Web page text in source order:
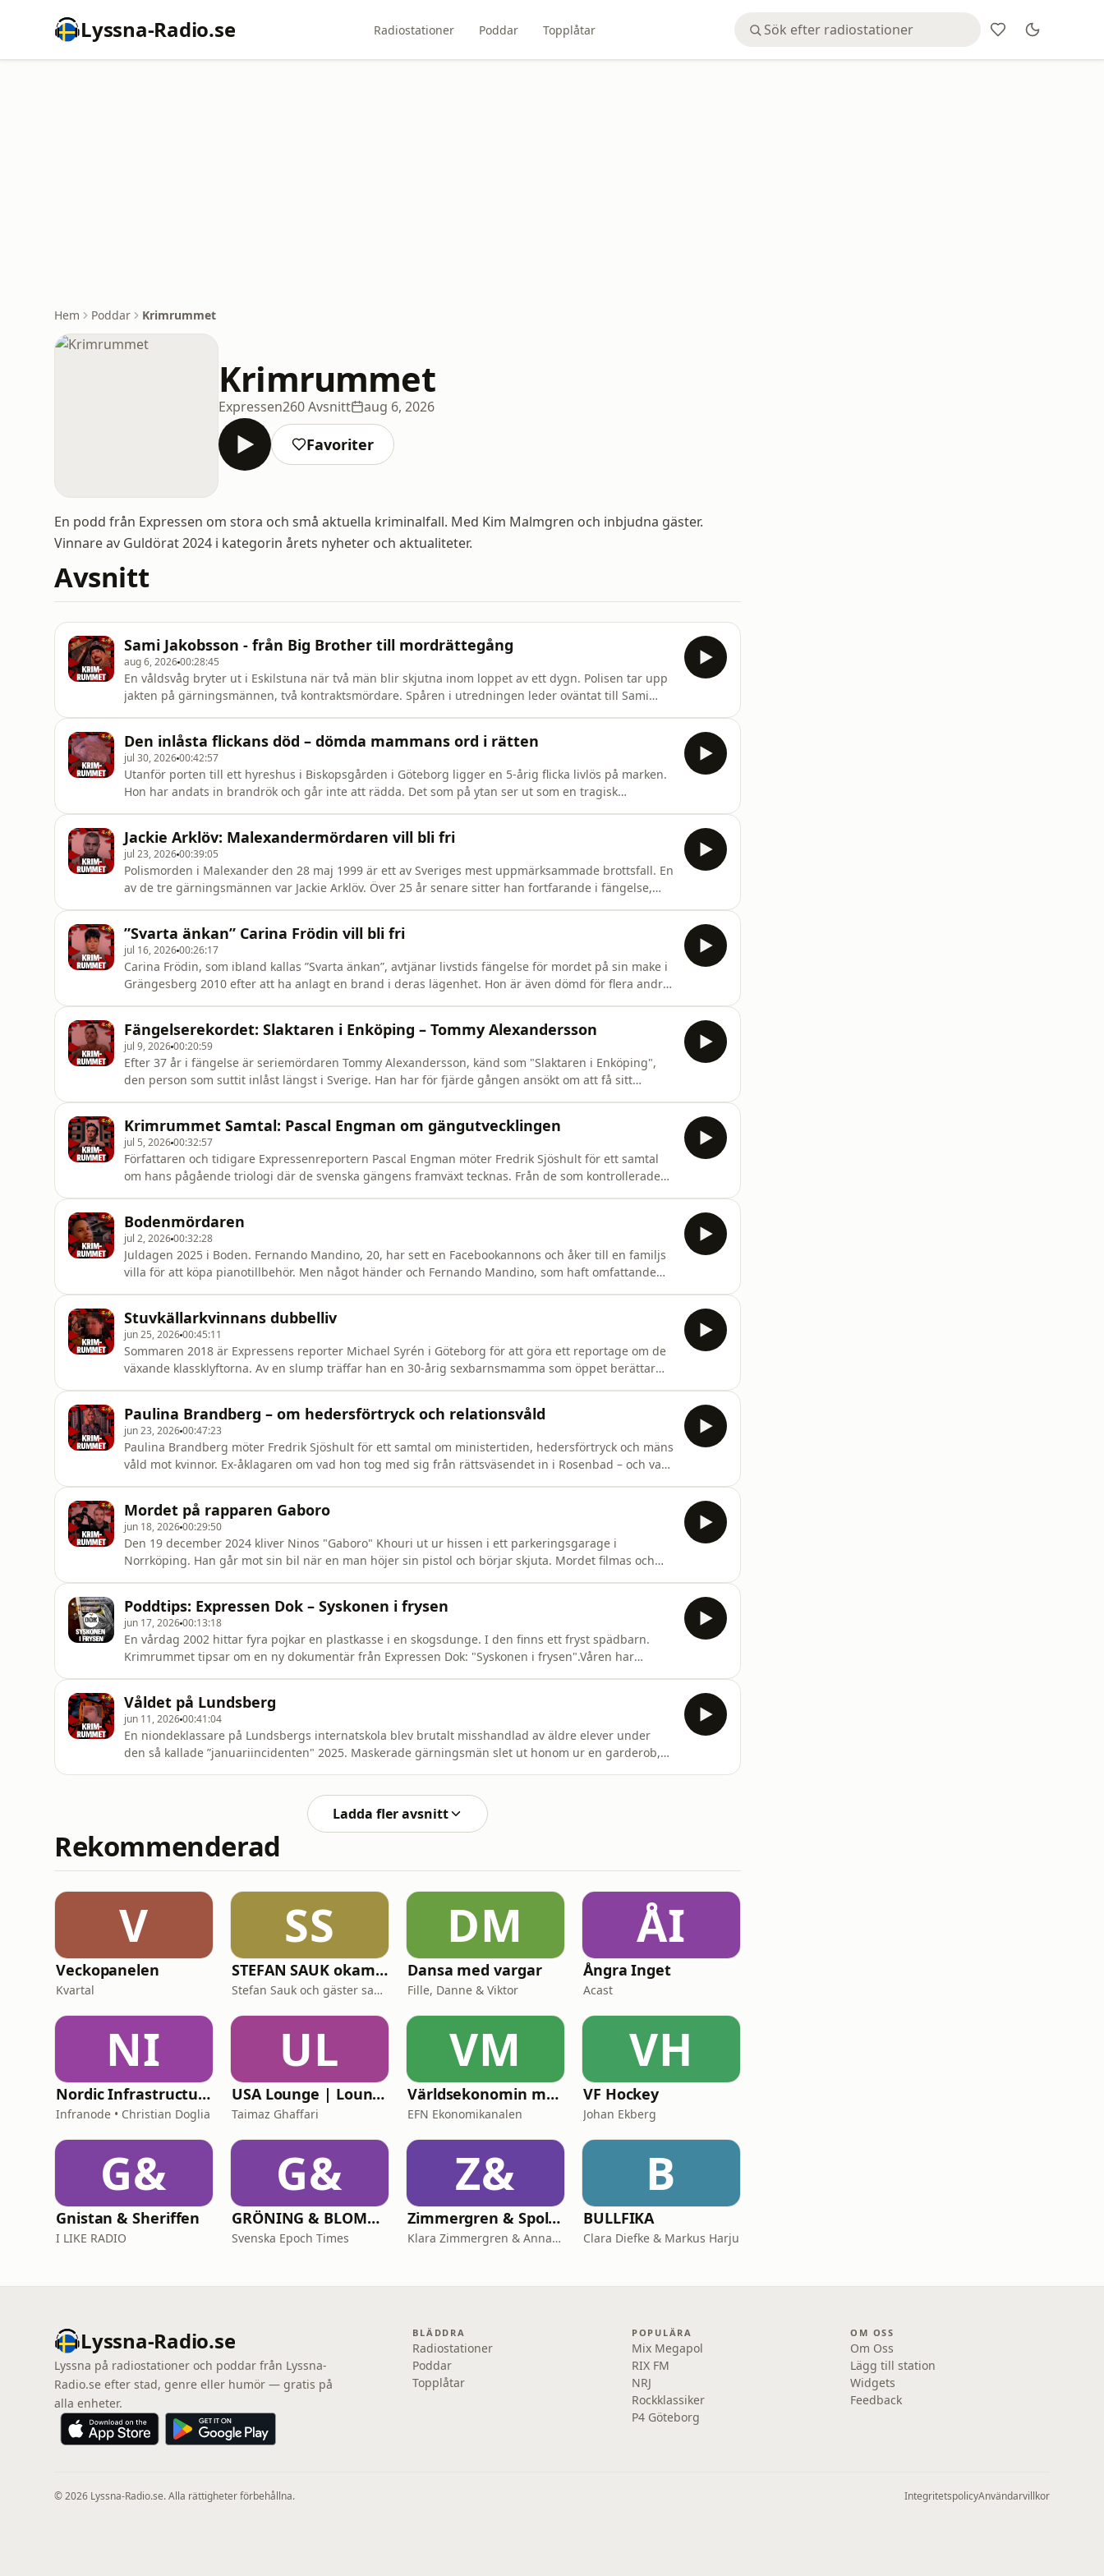
Lyssna-Radio.se Radiostationer Poddar Topplåtar
Hem Poddar Krimrummet
Krimrummet
Expressen260 Avsnitt aug 6, 2026
Favoriter
En podd från Expressen om stora och små aktuella kriminalfall. Med Kim Malmgren och inbjudna gäster.
Vinnare av Guldörat 2024 i kategorin årets nyheter och aktualiteter.
Avsnitt
Sami Jakobsson - från Big Brother till mordrättegång
aug 6, 202600:28:45
En våldsvåg bryter ut i Eskilstuna när två män blir skjutna inom loppet av ett dygn. Polisen tar upp
jakten på gärningsmännen, två kontraktsmördare. Spåren i utredningen leder oväntat till Sami
Den inlåsta flickans död – dömda mammans ord i rätten
jul 30, 202600:42:57
Utanför porten till ett hyreshus i Biskopsgården i Göteborg ligger en 5-årig flicka livlös på marken.
Hon har andats in brandrök och går inte att rädda. Det som på ytan ser ut som en tragisk
utgivare: Klas Gran
Jackie Arklöv: Malexandermördaren vill bli fri
jul 23, 202600:39:05
Polismorden i Malexander den 28 maj 1999 är ett av Sveriges mest uppmärksammade brottsfall. En
av de tre gärningsmännen var Jackie Arklöv. Över 25 år senare sitter han fortfarande i fängelse,
”Svarta änkan” Carina Frödin vill bli fri
jul 16, 202600:26:17
Carina Frödin, som ibland kallas ”Svarta änkan”, avtjänar livstids fängelse för mordet på sin make i
Grängesberg 2010 efter att ha anlagt en brand i deras lägenhet. Hon är även dömd för flera andra
Fängelserekordet: Slaktaren i Enköping – Tommy Alexandersson
jul 9, 202600:20:59
Efter 37 år i fängelse är seriemördaren Tommy Alexandersson, känd som "Slaktaren i Enköping",
den person som suttit inlåst längst i Sverige. Han har för fjärde gången ansökt om att få sitt
åklagare och exper
Krimrummet Samtal: Pascal Engman om gängutvecklingen
jul 5, 202600:32:57
Författaren och tidigare Expressenreportern Pascal Engman möter Fredrik Sjöshult för ett samtal
om hans pågående triologi där de svenska gängens framväxt tecknas. Från de som kontrollerade
Bodenmördaren
jul 2, 202600:32:28
Juldagen 2025 i Boden. Fernando Mandino, 20, har sett en Facebookannons och åker till en familjs
villa för att köpa pianotillbehör. Men något händer och Fernando Mandino, som haft omfattande
hem attacker
Stuvkällarkvinnans dubbelliv
jun 25, 202600:45:11
Sommaren 2018 är Expressens reporter Michael Syrén i Göteborg för att göra ett reportage om de
växande klassklyftorna. Av en slump träffar han en 30-årig sexbarnsmamma som öppet berättar
brutala och olö
Paulina Brandberg – om hedersförtryck och relationsvåld
jun 23, 202600:47:23
Paulina Brandberg möter Fredrik Sjöshult för ett samtal om ministertiden, hedersförtryck och mäns
våld mot kvinnor. Ex-åklagaren om vad hon tog med sig från rättsväsendet in i Rosenbad – och vad
Mordet på rapparen Gaboro
jun 18, 202600:29:50
Den 19 december 2024 kliver Ninos "Gaboro" Khouri ut ur hissen i ett parkeringsgarage i
Norrköping. Han går mot sin bil när en man höjer sin pistol och börjar skjuta. Mordet filmas och
Kim Malm
Poddtips: Expressen Dok – Syskonen i frysen
jun 17, 202600:13:18
En vårdag 2002 hittar fyra pojkar en plastkasse i en skogsdunge. I den finns ett fryst spädbarn.
Krimrummet tipsar om en ny dokumentär från Expressen Dok: "Syskonen i frysen".Våren har
ett makabert
Våldet på Lundsberg
jun 11, 202600:41:04
En niondeklassare på Lundsbergs internatskola blev brutalt misshandlad av äldre elever under
den så kallade ”januariincidenten" 2025. Maskerade gärningsmän slet ut honom ur en garderob,
Ladda fler avsnitt
Rekommenderad
V
Veckopanelen
Kvartal
SS
STEFAN SAUK okammat samtal
Stefan Sauk och gäster samtalar okammat.
DM
Dansa med vargar
Fille, Danne & Viktor
ÅI
Ångra Inget
Acast
NI
Nordic Infrastructure: Behind the Decisions
Infranode • Christian Doglia
UL
USA Lounge | LoungePodden
Taimaz Ghaffari
VM
Världsekonomin med Katrine Kielos och Claes Måhlén
EFN Ekonomikanalen
VH
VF Hockey
Johan Ekberg
G&
Gnistan & Sheriffen
I LIKE RADIO
G&
GRÖNING & BLOMGREN UTANFÖR
Svenska Epoch Times
Z&
Zimmergren & Spolander
Klara Zimmergren & Anna Spolander
B
BULLFIKA
Clara Diefke & Markus Harju
Lyssna-Radio.se
Lyssna på radiostationer och poddar från Lyssna-
Radio.se efter stad, genre eller humör — gratis på
alla enheter.
BLÄDDRA
Radiostationer
Poddar
Topplåtar
POPULÄRA
Mix Megapol
RIX FM
NRJ
Rockklassiker
P4 Göteborg
OM OSS
Om Oss
Lägg till station
Widgets
Feedback
© 2026 Lyssna-Radio.se. Alla rättigheter förbehållna. IntegritetspolicyAnvändarvillkor